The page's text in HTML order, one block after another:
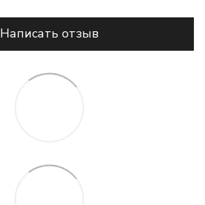
Написать отзыв